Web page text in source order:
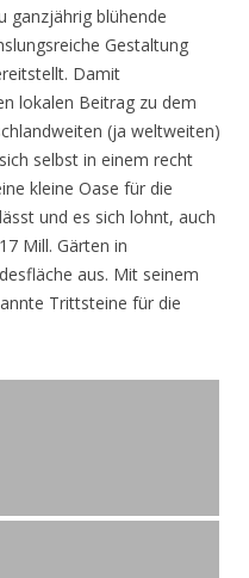
ganzjährig blühende
Gestaltung
Damit
lokalen Beitrag zu dem
(ja weltweiten)
selbst in einem recht
kleine Oase für die
und es sich lohnt, auch
Mill. Gärten in
aus. Mit seinem
Trittsteine für die